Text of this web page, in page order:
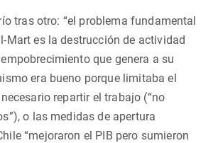
tras otro: “el problema fundamental
Mart es la destrucción de actividad
que genera a su
era bueno porque limitaba el
repartir el trabajo (“no
o las medidas de apertura
“mejoraron el PIB pero sumieron